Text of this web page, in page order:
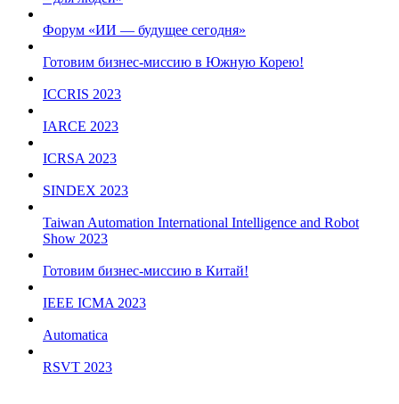
Форум «ИИ — будущее сегодня»
Готовим бизнес-миссию в Южную Корею!
ICCRIS 2023
IARCE 2023
ICRSA 2023
SINDEX 2023
Taiwan Automation International Intelligence and Robot
Show 2023
Готовим бизнес-миссию в Китай!
IEEE ICMA 2023
Automatica
RSVT 2023